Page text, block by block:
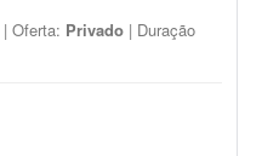
| Oferta: Privado | Duração